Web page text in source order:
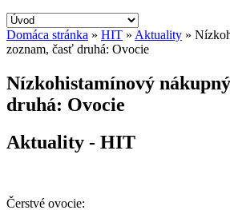
Domáca stránka » HIT » Aktuality »
zoznam, časť druhá: Ovocie
Nízkohistamínový
druhá: Ovocie
Aktuality - HIT
Čerstvé ovocie: